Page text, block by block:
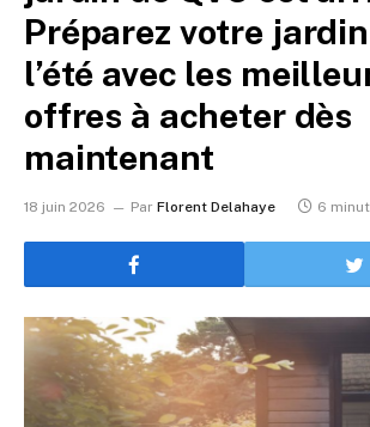
Préparez votre
l’été avec les
offres à acheter dès
maintenant
18 juin 2026 Par Florent Delahaye 6